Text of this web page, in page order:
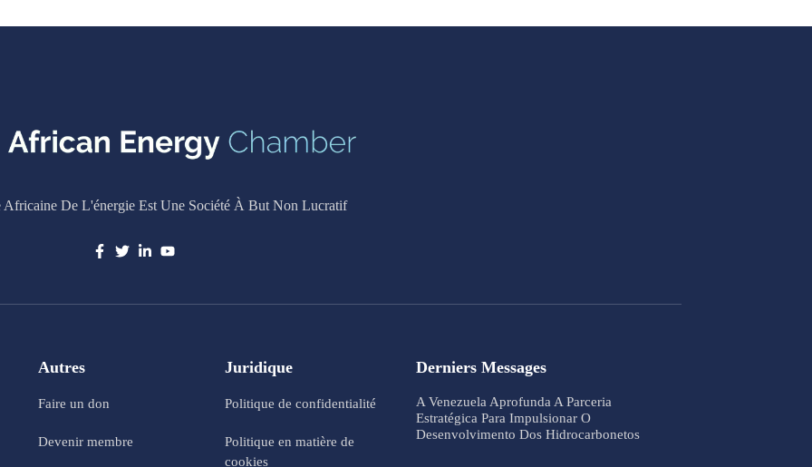
Africaine De L'énergie Est Une Société À But Non Lucratif
Autres
Faire un don
Devenir membre
Juridique
Politique de confidentialité
Politique en matière de
cookies
Derniers Messages
A Venezuela Aprofunda A Parceria
Estratégica Para Impulsionar O
Desenvolvimento Dos Hidrocarbonetos